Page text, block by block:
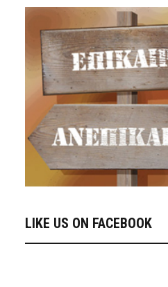
LIKE US ON FACEBOOK